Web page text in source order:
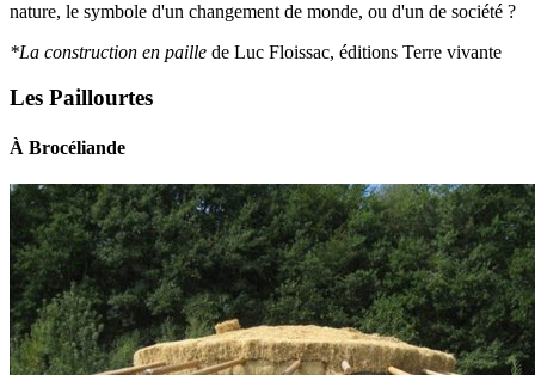
nature, le symbole d'un changement de monde, ou d'un de société ?
*La construction en paille de Luc Floissac, éditions Terre vivante
Les Paillourtes
À Brocéliande